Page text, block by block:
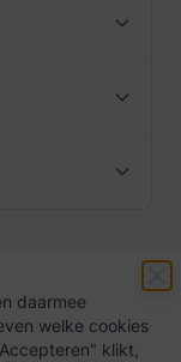
daarmee
welke cookies
klikt,